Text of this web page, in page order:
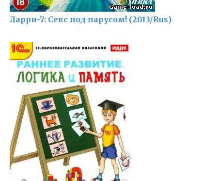
Ларри-7: Секс под парусом! (2013/Rus)